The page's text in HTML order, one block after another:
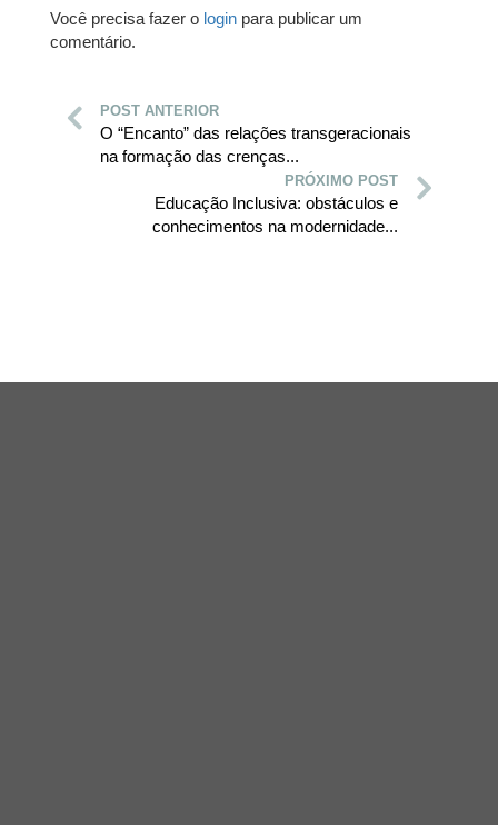
Você precisa fazer o login para publicar um
comentário.
POST ANTERIOR
O “Encanto” das relações transgeracionais
na formação das crenças...
PRÓXIMO POST
Educação Inclusiva: obstáculos e
conhecimentos na modernidade...